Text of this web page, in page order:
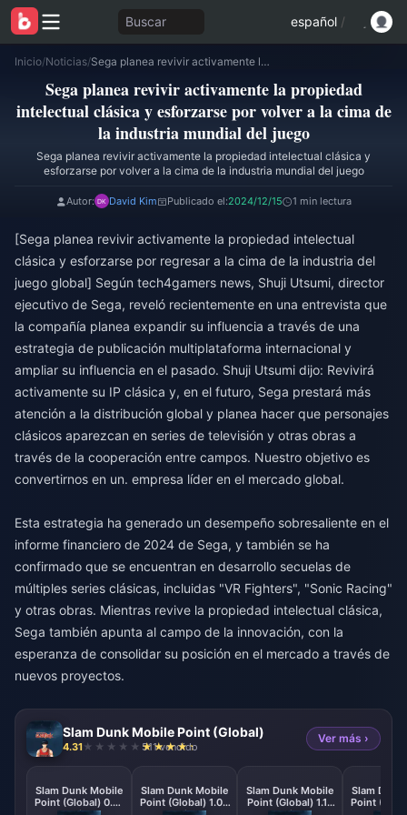
Buscar español /
Inicio/Noticias/ Sega planea revivir activamente la propiedad intelectual clásica y esforzarse por volver a la cima de la industria mundial del juego
Sega planea revivir activamente la propiedad
intelectual clásica y esforzarse por volver a la cima de
la industria mundial del juego
Sega planea revivir activamente la propiedad intelectual clásica y
esforzarse por volver a la cima de la industria mundial del juego
Autor: David Kim Publicado el:2024/12/15 1 min lectura
[Sega planea revivir activamente la propiedad intelectual
clásica y esforzarse por regresar a la cima de la industria del
juego global] Según tech4gamers news, Shuji Utsumi, director
ejecutivo de Sega, reveló recientemente en una entrevista que
la compañía planea expandir su influencia a través de una
estrategia de publicación multiplataforma internacional y
ampliar su influencia en el pasado. Shuji Utsumi dijo: Revivirá
activamente su IP clásica y, en el futuro, Sega prestará más
atención a la distribución global y planea hacer que personajes
clásicos aparezcan en series de televisión y otras obras a
través de la cooperación entre campos. Nuestro objetivo es
convertirnos en un. empresa líder en el mercado global.
Esta estrategia ha generado un desempeño sobresaliente en el
informe financiero de 2024 de Sega, y también se ha
confirmado que se encuentran en desarrollo secuelas de
múltiples series clásicas, incluidas "VR Fighters", "Sonic Racing"
y otras obras. Mientras revive la propiedad intelectual clásica,
Sega también apunta al campo de la innovación, con la
esperanza de consolidar su posición en el mercado a través de
nuevos proyectos.
Slam Dunk Mobile Point (Global)
4.31 511 vendido
Ver más ›
Slam Dunk Mobile
Point (Global) 0.41
Slam Dunk Mobile
Point (Global) 1.02
Slam Dunk Mobile
Point (Global) 1.18
Slam Dunk
Point